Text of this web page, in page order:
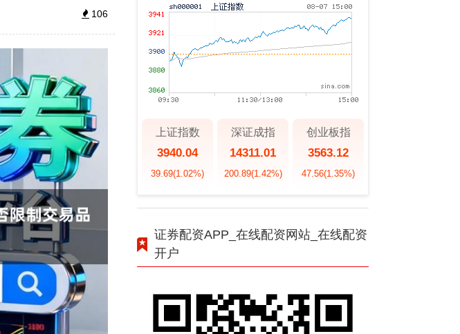
106
上证指数
3940.04
39.69(1.02%)
深证成指
14311.01
200.89(1.42%)
创业板指
3563.12
47.56(1.35%)
证券配资APP_在线配资网站_在线配资
开户